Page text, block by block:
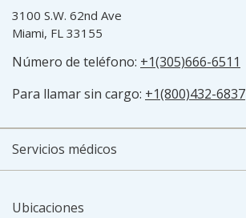
3100 S.W. 62nd Ave
Miami, FL 33155
Número de teléfono: +1(305)666-6511
Para llamar sin cargo: +1(800)432-6837
Servicios médicos
Ubicaciones